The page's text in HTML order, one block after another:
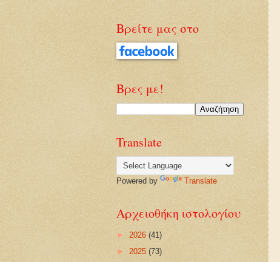
Βρείτε μας στο
Βρες με!
Translate
Powered by Translate
Αρχειοθήκη ιστολογίου
► 2026 (41)
► 2025 (73)